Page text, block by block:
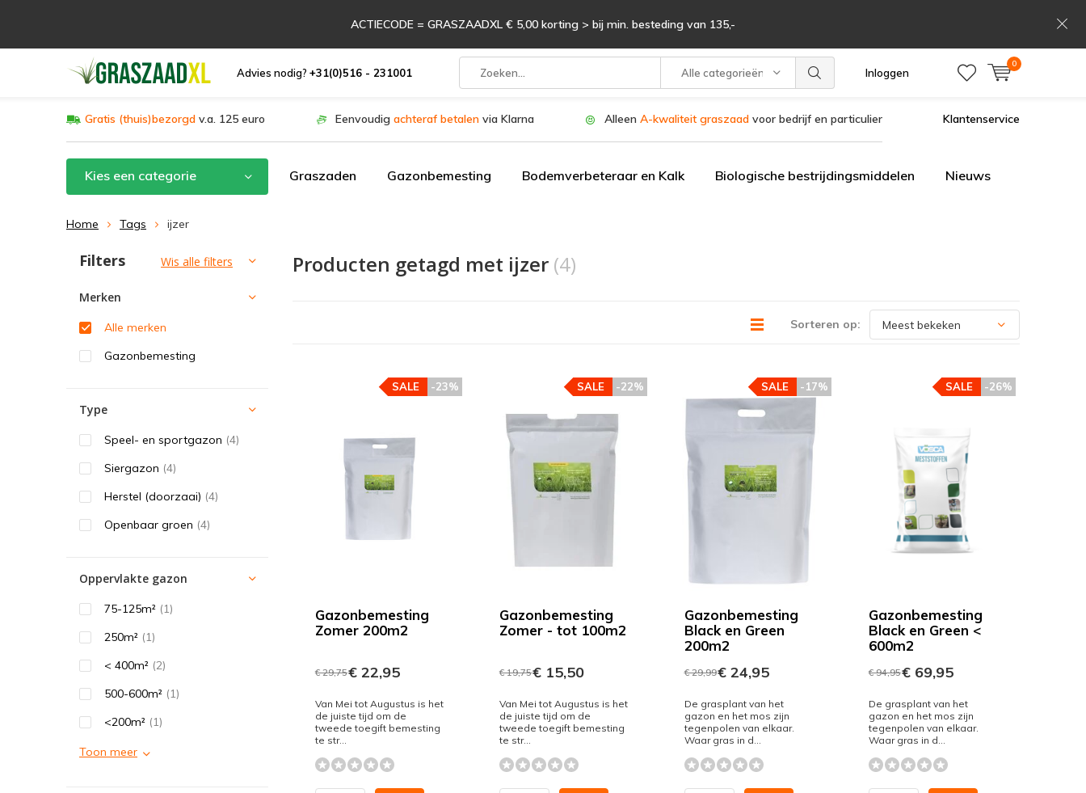
Advies nodig? +31(0)516 - 231001 Alle categorieën Inloggen
0
ACTIECODE = GRASZAADXL € 5,00 korting > bij min. besteding van 135,-
Gratis (thuis)bezorgd v.a. 125 euro Eenvoudig achteraf betalen via Klarna Alleen A-kwaliteit graszaad voor bedrijf en particulier Klantenservice
Kies een categorie Graszaden Gazonbemesting Bodemverbeteraar en Kalk Biologische bestrijdingsmiddelen Nieuws
Home Tags ijzer
Producten getagd met ijzer (4)
Sorteren op:
Gazonbemesting
Zomer 200m2
-23%
SALE
€ 29,75€ 22,95
Van Mei tot Augustus is het
de juiste tijd om de
tweede toegift bemesting
te str...
Gazonbemesting
Zomer - tot 100m2
-22%
SALE
€ 19,75€ 15,50
Van Mei tot Augustus is het
de juiste tijd om de
tweede toegift bemesting
te str...
Gazonbemesting
Black en Green
200m2
-17%
SALE
€ 29,99€ 24,95
De grasplant van het
gazon en het mos zijn
tegenpolen van elkaar.
Waar gras in d...
Gazonbemesting
Black en Green <
600m2
-26%
SALE
€ 94,95€ 69,95
De grasplant van het
gazon en het mos zijn
tegenpolen van elkaar.
Waar gras in d...
Sorteren op:
Filters Wis alle filters
Merken
Alle merken
Gazonbemesting
Type
Speel- en sportgazon (4)
Siergazon (4)
Herstel (doorzaai) (4)
Openbaar groen (4)
Oppervlakte gazon
75-125m² (1)
250m² (1)
< 400m² (2)
500-600m² (1)
<200m² (1)
Toon meer